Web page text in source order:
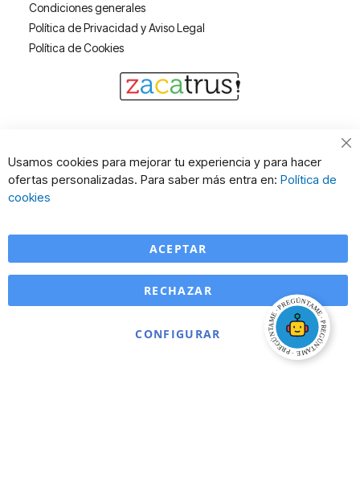
Condiciones generales
Política de Privacidad y Aviso Legal
Política de Cookies
Usamos cookies para mejorar tu experiencia y para hacer
ofertas personalizadas. Para saber más entra en: Política de
cookies
ACEPTAR
CONFIGURAR
RECHAZAR